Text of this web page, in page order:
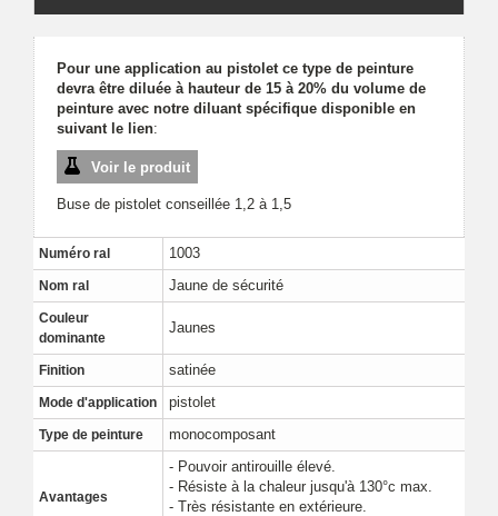
Pour une application au pistolet ce type de peinture
devra être diluée à hauteur de 15 à 20% du volume de
peinture avec notre diluant spécifique disponible en
suivant le lien:
Voir le produit
Buse de pistolet conseillée 1,2 à 1,5
Numéro ral 1003
Nom ral Jaune de sécurité
Couleur
dominante
Jaunes
Finition satinée
Mode d'application pistolet
Type de peinture monocomposant
Avantages
- Pouvoir antirouille élevé.
- Résiste à la chaleur jusqu'à 130°c max.
- Très résistante en extérieure.